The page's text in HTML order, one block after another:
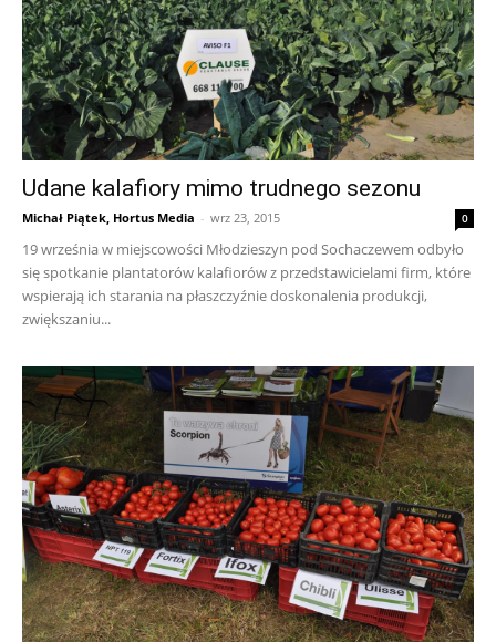
Udane kalafiory mimo trudnego sezonu
Michał Piątek, Hortus Media - wrz 23, 2015 0
19 września w miejscowości Młodzieszyn pod Sochaczewem odbyło
się spotkanie plantatorów kalafiorów z przedstawicielami firm, które
wspierają ich starania na płaszczyźnie doskonalenia produkcji,
zwiększaniu...